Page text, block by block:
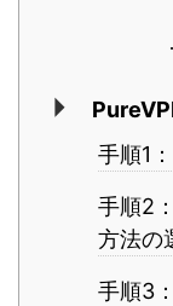
手順1
手順2
方法の
手順3